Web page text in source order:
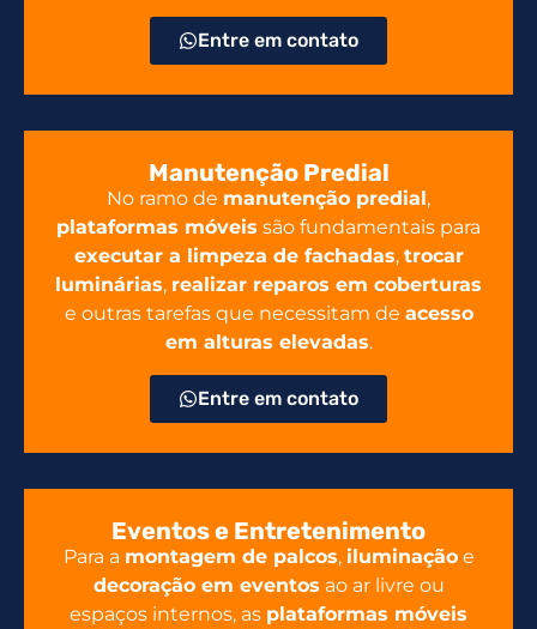
Entre em contato
Manutenção Predial
No ramo de manutenção predial,
plataformas móveis são fundamentais para
executar a limpeza de fachadas, trocar
luminárias, realizar reparos em coberturas
e outras tarefas que necessitam de acesso
em alturas elevadas.
Entre em contato
Eventos e Entretenimento
Para a montagem de palcos, iluminaçãoe
decoração em eventos ao ar livre ou
espaços internos, as plataformas móveis